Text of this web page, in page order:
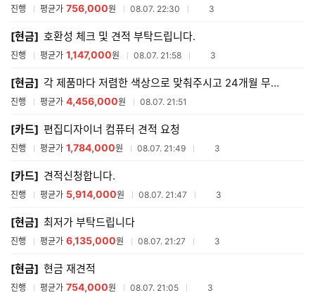
진행 평균가 756,000원 08.07. 22:30 참여업체수
3
[현금] 호환성 체크 및 견적 부탁드립니다.
진행 평균가 1,147,000원 08.07. 21:58 참여업체수
3
[현금] 각 제품마다 저렴한 색상으로 맞춰주시고 24개월 무이자할부 되시는분 꼼꼼하게 검수해주실분 해주세
진행 평균가 4,456,000원 08.07. 21:51
[카드] 편집디자이너 컴퓨터 견적 요청
진행 평균가 1,784,000원 08.07. 21:49 참여업체수
3
[카드] 견적신청합니다.
진행 평균가 5,914,000원 08.07. 21:47 참여업체수
3
[현금] 최저가 부탁드립니다
진행 평균가 6,135,000원 08.07. 21:27 참여업체수
3
[현금] 현금 재견적
진행 평균가 754,000원 08.07. 21:05 참여업체수
3